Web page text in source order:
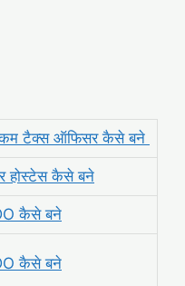
टैक्स ऑफिसर कैसे बने
होस्टेस कैसे बने
कैसे बने
कैसे बने